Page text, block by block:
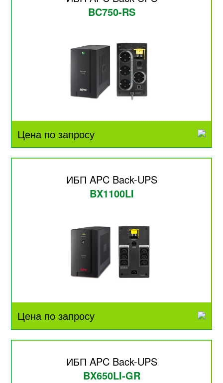
BC750-RS
Цена по запросу
ИБП APC Back-UPS
BX1100LI
Цена по запросу
ИБП APC Back-UPS
BX650LI-GR